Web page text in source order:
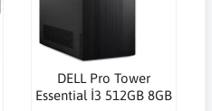
DELL Pro Tower
Essential İ3 512GB 8GB